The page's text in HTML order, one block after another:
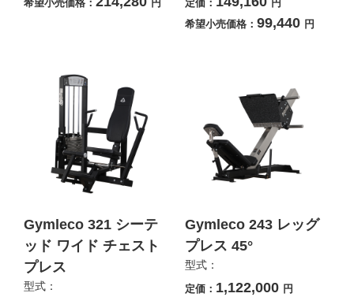
希望小売価格： 円 定価：
円
希望小売価格： 99,440 円
Gymleco 321 シーテ
ッド ワイド チェスト
プレス
型式：
Gymleco 243 レッグ
プレス 45°
型式：
定価： 1,122,000 円